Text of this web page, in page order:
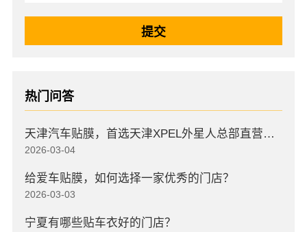
热门问答
天津汽车贴膜，首选天津XPEL外星人总部直营店，高口碑店
2026-03-04
给爱车贴膜，如何选择一家优秀的门店？
2026-03-03
宁夏有哪些贴车衣好的门店？